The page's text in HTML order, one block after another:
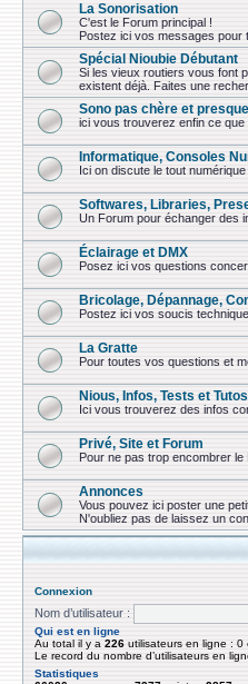
La Sonorisation
C'est le Forum principal !
Postez ici vos messages pour
Spécial Nioubie Débutant
Si les vieux routiers vous font
existent déjà. Faites une
Sono pas chère et
ici vous trouverez enfin ce
Informatique, Consoles
Ici on discute le tout
Softwares, Libraries,
Un Forum pour échanger des
Éclairage et DMX
Posez ici vos questions
Bricolage, Dépannage,
Postez ici vos soucis
La Gratte
Pour toutes vos questions et
Nious, Infos, Tests et
Ici vous trouverez des infos
Privé, Site et Forum
Pour ne pas trop encombrer
Annonces
Vous pouvez ici poster une
N'oubliez pas de laissez un
Connexion
Nom d’utilisateur :
Qui est en ligne
Au total il y a 226 utilisateurs en ligne : 0
Le record du nombre d’utilisateurs en
Statistiques